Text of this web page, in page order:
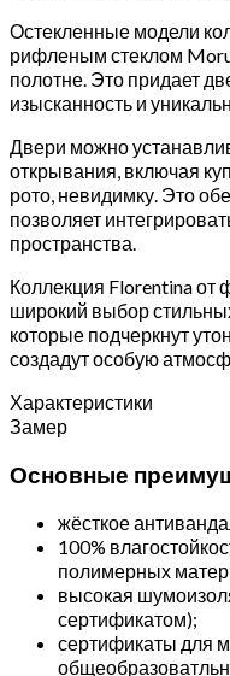
Остекленные модели
рифленым стеклом
полотне. Это придает
изысканность и
Двери можно
открывания, включая
рото, невидимку. Это
позволяет
пространства.
Коллекция Florentina от
широкий выбор
которые подчеркнут
создадут особую
Характеристики
Замер
Основные
жёсткое
100%
полимерных
высокая
сертификатом);
сертификаты для